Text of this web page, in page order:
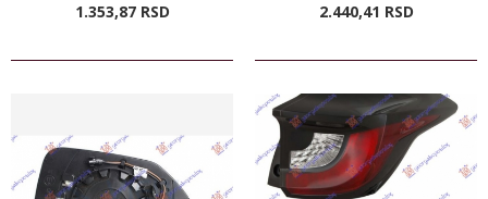
1.353,87 RSD 2.440,41 RSD